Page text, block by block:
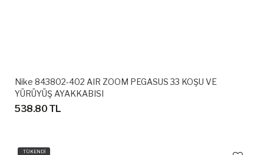
Nike 843802-402 AIR ZOOM PEGASUS 33 KOŞU VE
YÜRÜYÜŞ AYAKKABISI
538.80 TL
TÜKENDİ